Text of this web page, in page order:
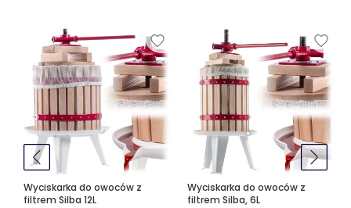
Wyciskarka do owoców z
filtrem Silba 12L
Wyciskarka do owoców z
filtrem Silba, 6L